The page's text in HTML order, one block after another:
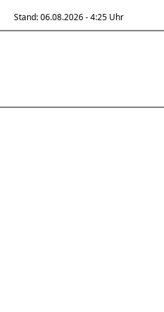
Stand: 06.08.2026 - 4:25 Uhr